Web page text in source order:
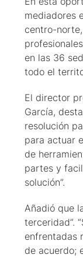
mediadores
centro-
en las 36
todo el
El director
García,
resolución
para actuar
de
partes y
solución”.
Añadió que
terceridad”.
enfrentadas
de acuerdo;